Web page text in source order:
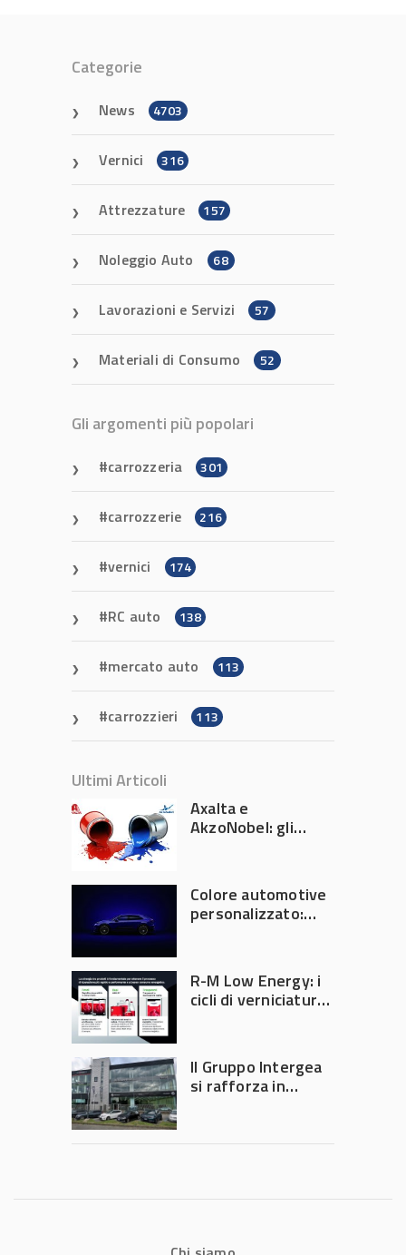
Categorie
News 4703
Vernici 316
Attrezzature 157
Noleggio Auto 68
Lavorazioni e Servizi 57
Materiali di Consumo 52
Gli argomenti più popolari
carrozzeria 301
carrozzerie 216
vernici 174
RC auto 138
mercato auto 113
carrozzieri 113
Ultimi Articoli
Axalta e
AkzoNobel: gli
Colore automotive
personalizzato:
diventa ingegneria
di precisione
R-M Low Energy: i
cicli di verniciatura
tempi e costi in
carrozzeria
Il Gruppo Intergea
si rafforza in